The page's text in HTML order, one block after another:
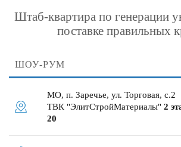
Штаб-квартира по генерации
поставке правильных
ШОУ-РУМ
МО, п. Заречье, ул. Торговая, с.2
ТВК "ЭлитСтройМатериалы" 2
20